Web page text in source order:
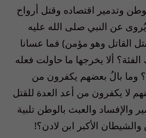
وتدمير اقتصاده وقتل أرواح
يُروى عن النبي صلى الله عليه
القاتل وهو مؤمن) فما عسانا
ألا يخرجها ما حاولت فعله
وما بالُ بعضهم يكفرون من
لا يكفرون من أعد العدة للقتل
والإفساد والعبث بالوطن تلبية
والشيطان الأكبر ابن لادن؟!